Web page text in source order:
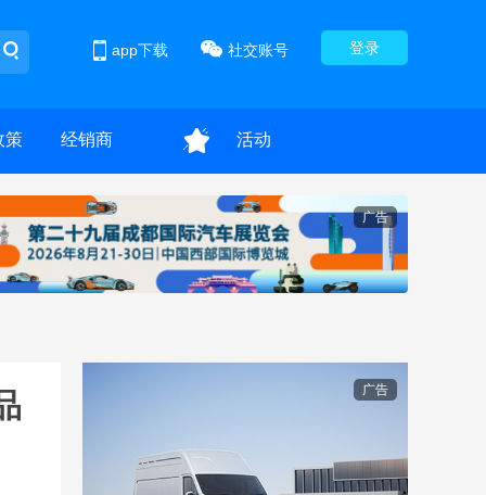
登录
社交账号
app下载
策 经销商 活动
广告
广告